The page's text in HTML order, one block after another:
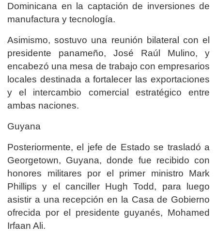
Dominicana en la captación de inversiones de
manufactura y tecnología.
Asimismo, sostuvo una reunión bilateral con el
presidente panameño, José Raúl Mulino, y
encabezó una mesa de trabajo con empresarios
locales destinada a fortalecer las exportaciones
y el intercambio comercial estratégico entre
ambas naciones.
Guyana
Posteriormente, el jefe de Estado se trasladó a
Georgetown, Guyana, donde fue recibido con
honores militares por el primer ministro Mark
Phillips y el canciller Hugh Todd, para luego
asistir a una recepción en la Casa de Gobierno
ofrecida por el presidente guyanés, Mohamed
Irfaan Ali.